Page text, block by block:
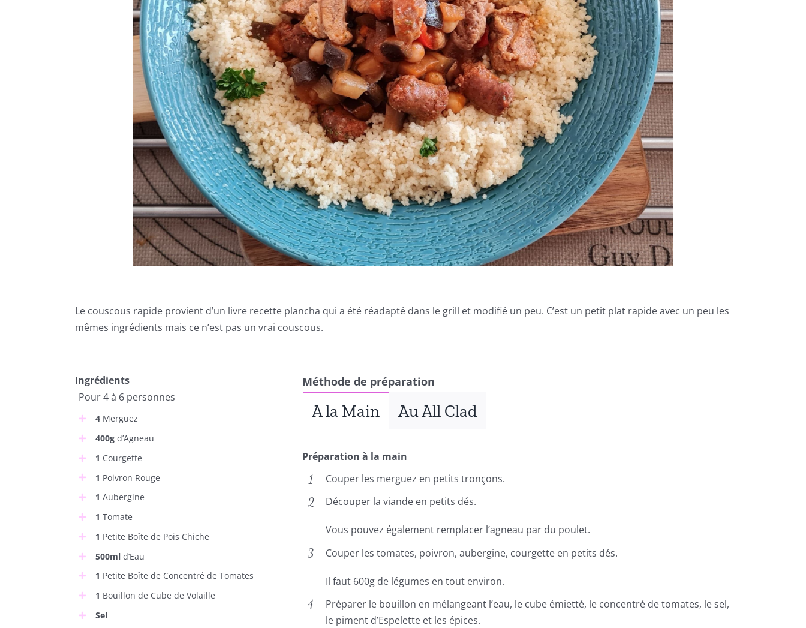
Le couscous rapide provient d’un livre recette plancha qui a été réadapté dans le grill et modifié un peu. C’est un petit plat rapide avec un peu les
mêmes ingrédients mais ce n’est pas un vrai couscous.
Ingrédients
Pour 4 à 6 personnes
4Merguez
400gd’Agneau
1 Courgette
1 Poivron Rouge
1 Aubergine
1 Tomate
1 Petite Boîte de Pois Chiche
500mld’Eau
1 Petite Boîte de Concentré de Tomates
1 Bouillon de Cube de Volaille
Sel
Méthode de préparation
A la Main Au All Clad
Préparation à la main
Couper les merguez en petits tronçons.
Découper la viande en petits dés.
Vous pouvez également remplacer l’agneau par du poulet.
Couper les tomates, poivron, aubergine, courgette en petits dés.
Il faut 600g de légumes en tout environ.
Préparer le bouillon en mélangeant l’eau, le cube émietté, le concentré de tomates, le sel,
le piment d’Espelette et les épices.